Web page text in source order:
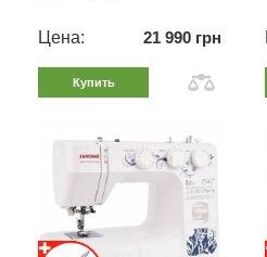
Цена: 21 990 грн
Купить